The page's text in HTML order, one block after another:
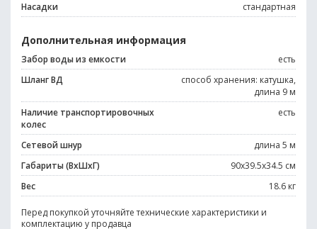
Насадки стандартная
Дополнительная информация
Забор воды из емкости
есть
Шланг ВД
способ хранения: катушка,
длина 9 м
Наличие транспортировочных
колес
есть
Сетевой шнур
длина 5 м
Габариты (ВхШхГ)
90x39.5x34.5 см
Вес
18.6 кг
Перед покупкой уточняйте технические характеристики и
комплектацию у продавца